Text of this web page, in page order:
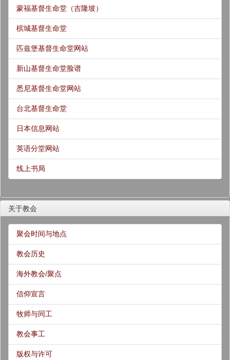
蒙福基督生命堂（吉隆坡）
槟城基督生命堂
匹兹堡基督生命堂网站
新山基督生命堂脸谱
悉尼基督生命堂网站
台北基督生命堂
日本信息网站
英语分堂网站
线上书局
关于教会
聚会时间与地点
教会历史
海外教会/聚点
信仰宣言
牧师与同工
教会事工
版权与许可